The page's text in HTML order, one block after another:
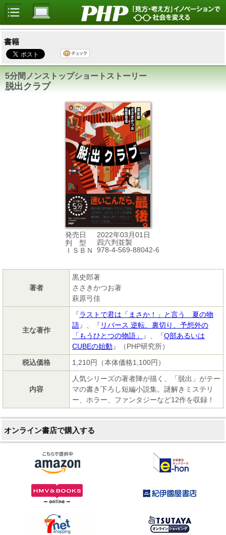
書籍
5分間ノンストップショートストーリー
脱出クラブ
発売日
2022年03月01日
判 型
四六判並製
ＩＳＢＮ
978-4-569-88042-6
著者
黒史郎著
ささきかつお著
萩原弓佳
主な著作
『ラストで君は「まさか！」と言う 夏の物
語』、『 リバース 逆転、裏切り、予想外の
「もうひとつの物語」
』、『Q部あるいは
CUBEの始動 』（PHP研究所）
税込価格
1,210円（本体価格1,100円）
内容
人気シリーズの著者陣が描く、「脱出」がテー
マの書き下ろし短編小説集。謎解きミステリ
ー、ホラー、ファンタジーなど12作を収録！
オンライン書店で購入する